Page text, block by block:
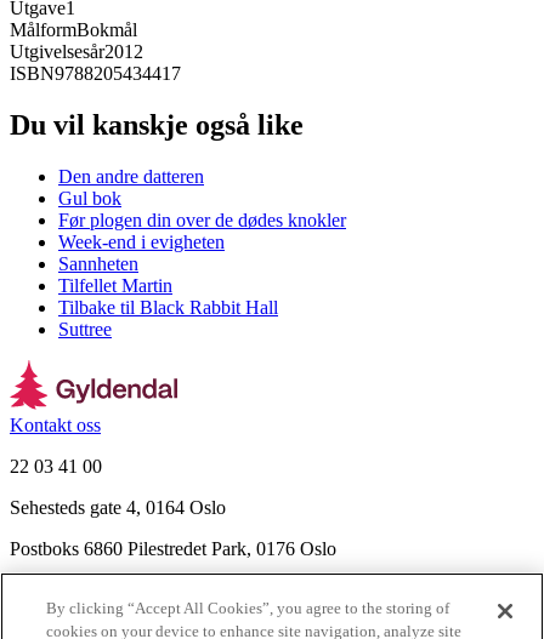
Utgave1
MålformBokmål
Utgivelsesår2012
ISBN9788205434417
Du vil kanskje også like
Den andre datteren
Gul bok
Før plogen din over de dødes knokler
Week-end i evigheten
Sannheten
Tilfellet Martin
Tilbake til Black Rabbit Hall
Suttree
Kontakt oss
22 03 41 00
Sehesteds gate 4, 0164 Oslo
Postboks 6860 Pilestredet Park, 0176 Oslo
Nyhetsbrev
By clicking “Accept All Cookies”, you agree to the storing of
cookies on your device to enhance site navigation, analyze site